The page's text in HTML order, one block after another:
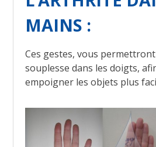
MAINS :
Ces gestes, vous
souplesse dans les doigts,
empoigner les objets plus